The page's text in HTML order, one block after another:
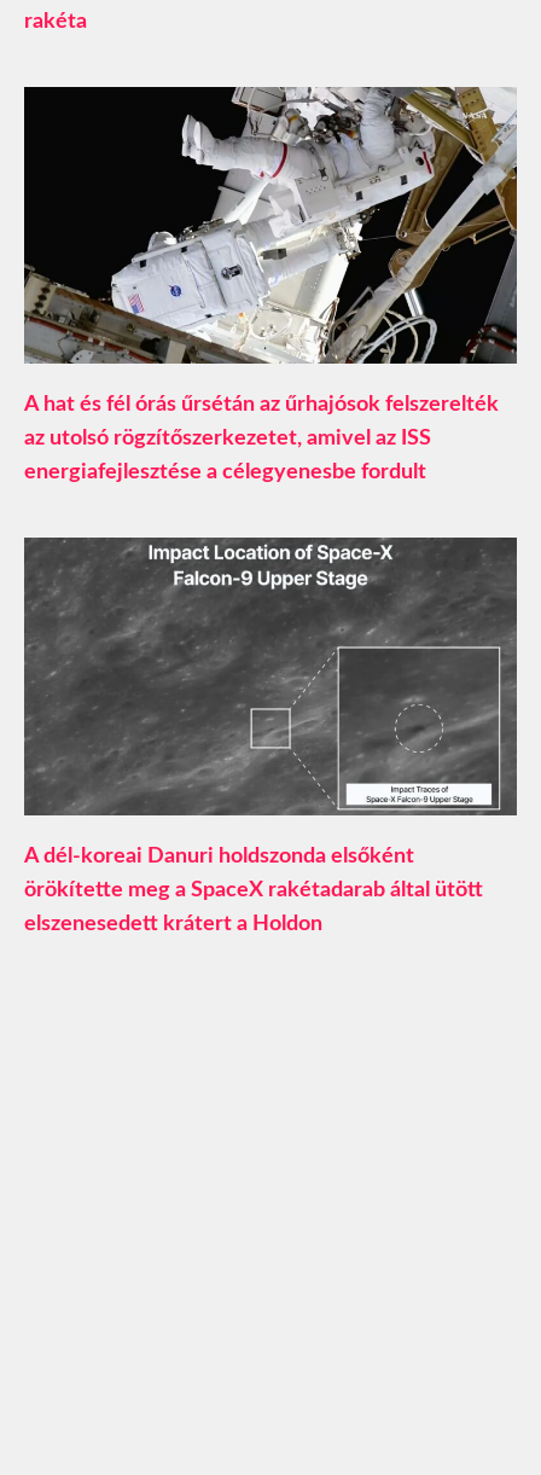
rakéta
A hat és fél órás űrsétán az űrhajósok felszerelték
az utolsó rögzítőszerkezetet, amivel az ISS
energiafejlesztése a célegyenesbe fordult
A dél-koreai Danuri holdszonda elsőként
örökítette meg a SpaceX rakétadarab által ütött
elszenesedett krátert a Holdon